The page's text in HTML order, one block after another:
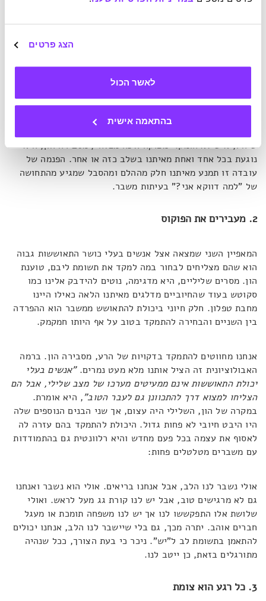
הצג פרטים
לאשר הכול
בהתאמה אישית
זה עידן שבו נדמה שכולנו זכאים לחיים מושלמים, מסבירה הון.
מתעתעות בנו לחשוב שזו הנורמה – אושר, אהבה מתפרצת, יופי
וחופש. בפועל, הרוב די פשוט וצנוע – ביצה מקושקשת, אבוקדו
שיהיו, איש לא חומק."מצוקה אינה מפלה", מסבירה הון, היא
נוגעת בכל אחד ואחת מאיתנו בשלב כזה או אחר. הפנמה של
עובדה זו תמנע מאיתנו חלק מההלם ומהסבל שמגיע מהתחושה
של "למה דווקא אני?" בעיתות משבר.
2. מעבירים את הפוקוס
המאפיין השני שמצאה אצל אנשים בעלי כושר התאוששות גבוה
הוא שהם מצליחים לבחור במה למקד את תשומת ליבם, טוענת
הון. מסרים שליליים, היא מדגימה, נוטים להידבק אלינו כמו
סקוטש בעוד שהחיוביים מדלגים מאיתנו הלאה כאילו היינו
מחבת טפלון. חלק חיוני ביכולת להתאושש ממשבר הוא ההפרדה
בין השניים והבחירה להתמקד בטוב על אף היותו חמקמק.
אנחנו מחווטים להתמקד בדקויות של הרע, מסבירה הון. ברמה
האבולוציונית זה הציל אותנו מלא מעט נמרים."אנשים בעלי
יכולת התאוששות אינם ממעיטים מערכו של מצב שלילי, אבל הם
הצליחו למצוא דרך להתכוונן גם לעבר הטוב", היא אומרת.
במקרה של הון, השלילי היה עצום, אך שני הבנים הנוספים שלה
היו היבט חיובי לא פחות גדול. היכולת להתמקד בהם עזרה לה
לאסוף את עצמה בכל פעם מחדש והיא רלוונטית גם בהתמודדות
עם משברים מטלטלים פחות:
אולי נשבר לנו הלב, אבל אנחנו בריאים. אולי הוא נשבר ואנחנו
גם לא מרגישים טוב, אבל יש לנו קורת גג מעל לראש. ואולי
שלושת אלו התפקששו לנו אך יש לנו משפחה תומכת או מעגל
חברים אוהב. יתרה מכך, גם בלי שיישבר לנו הלב, אנחנו יכולים
להתאמן בתשומת לב ל"יש". ניכר כי בעת הצורך, ככל שנהיה
מתורגלים בזאת, כן ייטב לנו.
3. כל רגע הוא צומת